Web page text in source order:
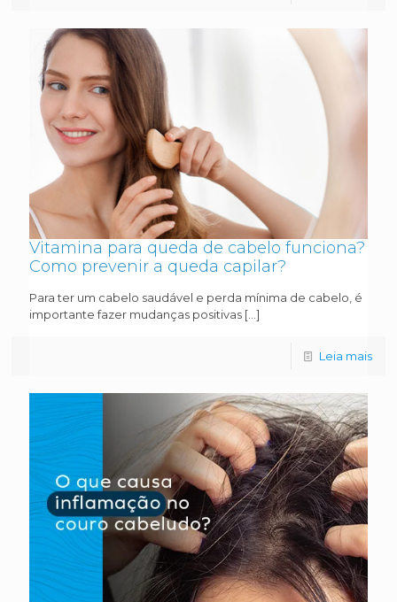
Vitamina para queda de cabelo funciona?
Como prevenir a queda capilar?
Para ter um cabelo saudável e perda mínima de cabelo, é
importante fazer mudanças positivas […]
Leia mais